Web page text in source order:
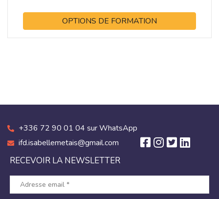
OPTIONS DE FORMATION
+336 72 90 01 04 sur WhatsApp
ifd.isabellemetais@gmail.com
RECEVOIR LA NEWSLETTER